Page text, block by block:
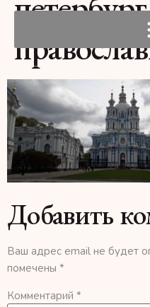
Добавить
Ваш адрес email не будет
помечены *
Комментарий *